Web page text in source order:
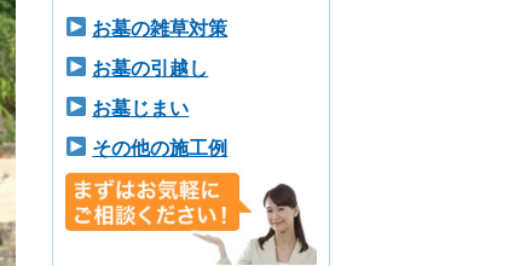
お墓の雑草対策
お墓の引越し
お墓じまい
その他の施工例